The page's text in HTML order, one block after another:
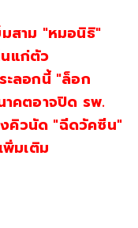
สาม "หมอนิธิ"
แก่ตัว
ะลอกนี้ "ล็อก
าคตอาจปิด รพ.
งคิวนัด "ฉีดวัคซีน"
พิ่มเติม